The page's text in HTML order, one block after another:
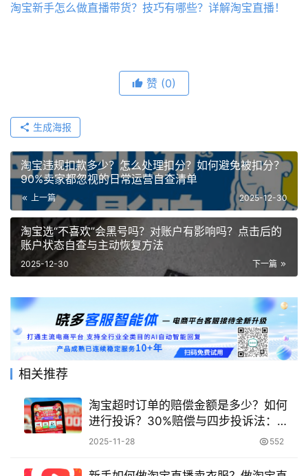
淘宝新手怎么做直播带货？技巧有哪些？详解淘宝直播！
赞 (0)
生成海报
淘宝违规扣款多少？怎么处理扣分？如何避免被扣分？
90%卖家都忽视的日常运营自查清单
上一篇 2025-12-30
淘宝选“不喜欢”会黑号吗？对账户有影响吗？点击后的
账户状态自查与主动恢复方法
下一篇
2025-12-30
相关推荐
淘宝超时订单的赔偿金额是多少？如何
进行投诉？30%赔偿与四步投诉法：手
把手教你应对超时订单，赔偿金最快24
2025-11-28 552